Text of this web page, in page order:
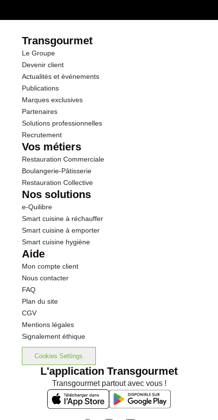
Transgourmet
Le Groupe
Devenir client
Actualités et événements
Publications
Marques exclusives
Partenaires
Solutions professionnelles
Recrutement
Vos métiers
Restauration Commerciale
Boulangerie-Pâtisserie
Restauration Collective
Nos solutions
e-Quilibre
Smart cuisine à réchauffer
Smart cuisine à emporter
Smart cuisine hygiène
Aide
Mon compte client
Nous contacter
FAQ
Plan du site
CGV
Mentions légales
Signalement éthique
Cookies Settings
L'application Transgourmet
Transgourmet partout avec vous !